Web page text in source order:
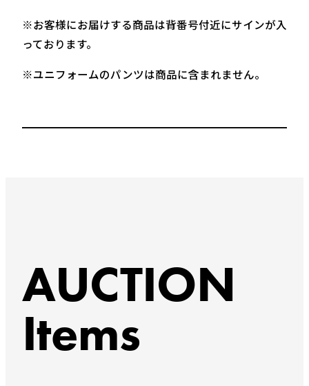
※お客様にお届けする商品は背番号付近にサインが入
っております。
※ユニフォームのパンツは商品に含まれません。
AUCTION
Items